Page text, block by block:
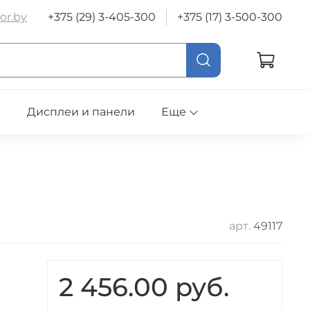
+375 (29) 3-405-300 +375 (17) 3-500-300
Дисплеи и панели Еще
арт. 49117
2 456.00 руб.